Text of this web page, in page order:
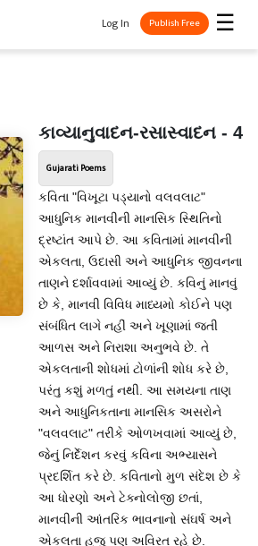
☰
Log In Publish Free
કાવ્યાનુવાદન-રસાસ્વાદન - 4
Gujarati Poems
કવિતા "વિખૂટા પડ્યાનો વલવલાટ"
આધુનિક માનવીની માનસિક સ્થિતિનો
દ્રષ્ટાંત આપે છે. આ કવિતામાં માનવીની
એકલતા, ઉદાસી અને આધુનિક જીવનના
તાણને દર્શાવવામાં આવ્યું છે. કવિનું માનવું
છે કે, માનવી વિવિધ માધ્યમો કોઈને પણ
સંબંધિત લાગે નહીં અને ખૂણામાં જતી
આળસ અને નિરાશા અનુભવે છે. તે
એકલતાની શોધમાં ટોળાંની શોધ કરે છે,
પરંતુ કશું મળતું નથી. આ સમયના તાણ
અને આધુનિકતાના માનસિક અસરોને
"વલવલાટ" તરીકે ઓળખવામાં આવ્યું છે,
જેનું નિર્દેશન કરવું કવિના અભ્યાસને
પ્રદર્શિત કરે છે. કવિતાનો મુળ સંદેશ છે કે
આ ધોરણો અને ટેક્નોલોજી છતાં,
માનવીની આંતરિક ભાવનાનો સંઘર્ષ અને
એકલતા હજુ પણ અવિરત રહે છે.